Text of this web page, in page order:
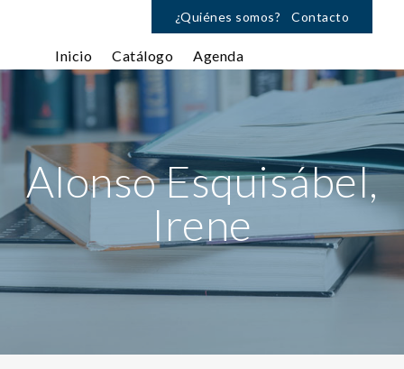
¿Quiénes somos? Contacto
Inicio Catálogo Agenda
Alonso Esquisábel,
Irene